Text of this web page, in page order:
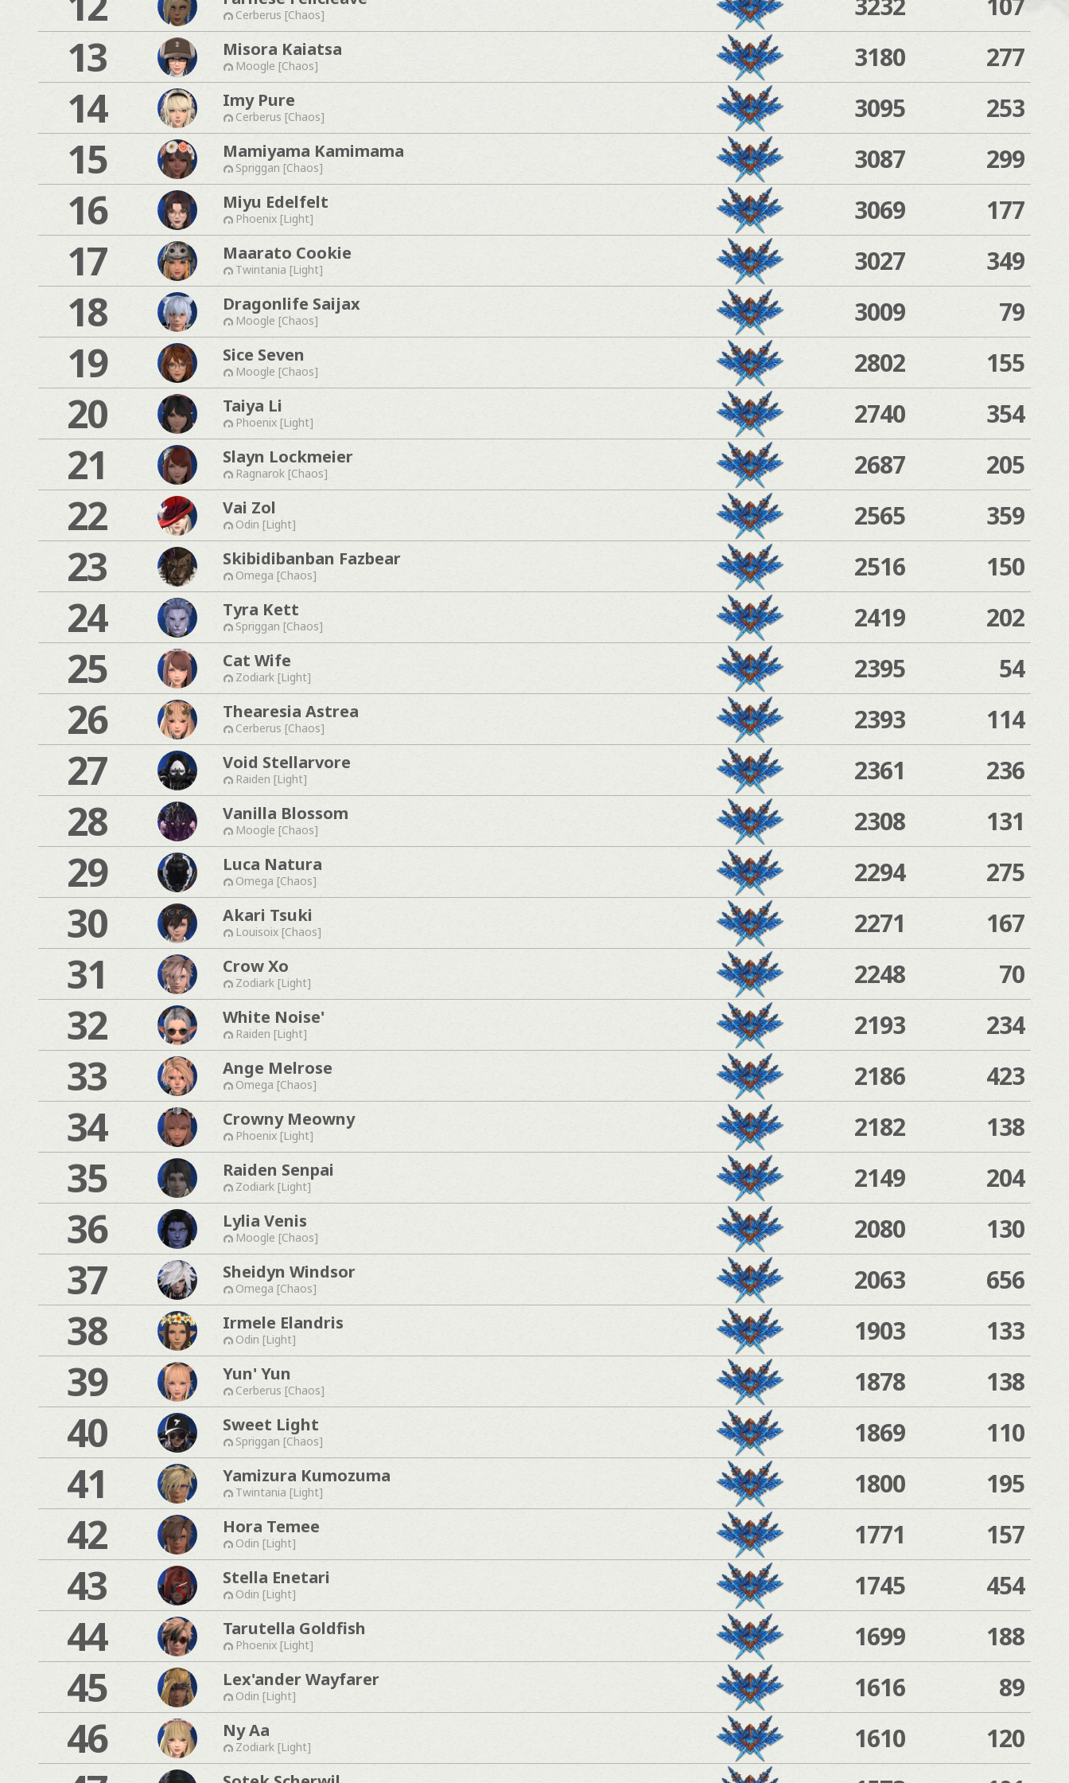
Cerberus [Chaos]
13 Misora Kaiatsa
Moogle [Chaos] 3180 277
14 Imy Pure
Cerberus [Chaos] 3095 253
15 Mamiyama Kamimama
Spriggan [Chaos] 3087 299
16 Miyu Edelfelt
Phoenix [Light] 3069 177
17 Maarato Cookie
Twintania [Light] 3027 349
18 Dragonlife Saijax
Moogle [Chaos] 3009 79
19 Sice Seven
Moogle [Chaos] 2802 155
20 Taiya Li
Phoenix [Light] 2740 354
21 Slayn Lockmeier
Ragnarok [Chaos] 2687 205
22 Vai Zol
Odin [Light] 2565 359
23 Skibidibanban Fazbear
Omega [Chaos] 2516 150
24 Tyra Kett
Spriggan [Chaos] 2419 202
25 Cat Wife
Zodiark [Light] 2395 54
26 Thearesia Astrea
Cerberus [Chaos] 2393 114
27 Void Stellarvore
Raiden [Light] 2361 236
28 Vanilla Blossom
Moogle [Chaos] 2308 131
29 Luca Natura
Omega [Chaos] 2294 275
30 Akari Tsuki
Louisoix [Chaos] 2271 167
31 Crow Xo
Zodiark [Light] 2248 70
32 White Noise'
Raiden [Light] 2193 234
33 Ange Melrose
Omega [Chaos] 2186 423
34 Crowny Meowny
Phoenix [Light] 2182 138
35 Raiden Senpai
Zodiark [Light] 2149 204
36 Lylia Venis
Moogle [Chaos] 2080 130
37 Sheidyn Windsor
Omega [Chaos] 2063 656
38 Irmele Elandris
Odin [Light] 1903 133
39 Yun' Yun
Cerberus [Chaos] 1878 138
40 Sweet Light
Spriggan [Chaos] 1869 110
41 Yamizura Kumozuma
Twintania [Light] 1800 195
42 Hora Temee
Odin [Light] 1771 157
43 Stella Enetari
Odin [Light] 1745 454
44 Tarutella Goldfish
Phoenix [Light] 1699 188
45 Lex'ander Wayfarer
Odin [Light] 1616 89
46 Ny Aa
Zodiark [Light] 1610 120